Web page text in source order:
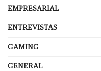
EMPRESARIAL
ENTREVISTAS
GAMING
GENERAL